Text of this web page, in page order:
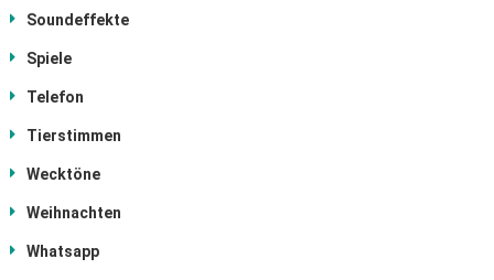
Soundeffekte
Spiele
Telefon
Tierstimmen
Wecktöne
Weihnachten
Whatsapp